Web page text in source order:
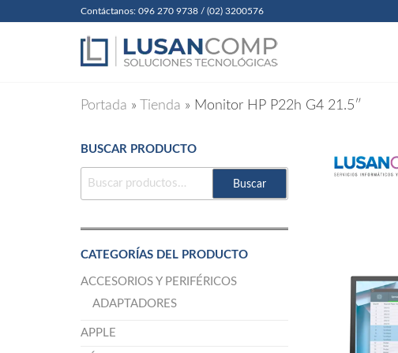
Contáctanos: 096 270 9738 / (02) 3200576
Portada » Tienda » Monitor HP P22h G4 21.5″
BUSCAR PRODUCTO
BUSCAR
Buscar
CATEGORÍAS DEL PRODUCTO
ACCESORIOS Y PERIFÉRICOS
ADAPTADORES
APPLE